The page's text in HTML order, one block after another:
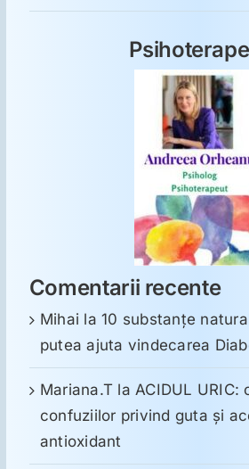
Comentarii recente
Mihai la10 substanţe
putea ajuta vindecarea
Mariana.T laACIDUL URIC:
confuziilor privind guta și
antioxidant